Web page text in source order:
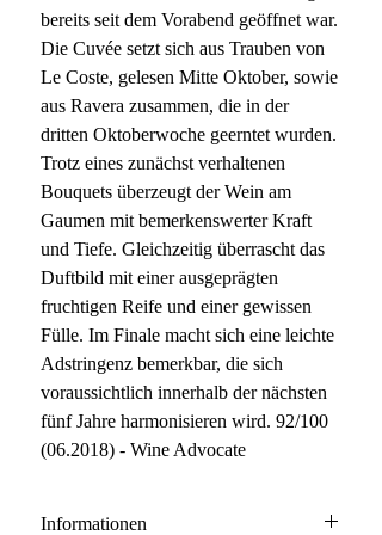
bereits seit dem Vorabend geöffnet war.
Die Cuvée setzt sich aus Trauben von
Le Coste, gelesen Mitte Oktober, sowie
aus Ravera zusammen, die in der
dritten Oktoberwoche geerntet wurden.
Trotz eines zunächst verhaltenen
Bouquets überzeugt der Wein am
Gaumen mit bemerkenswerter Kraft
und Tiefe. Gleichzeitig überrascht das
Duftbild mit einer ausgeprägten
fruchtigen Reife und einer gewissen
Fülle. Im Finale macht sich eine leichte
Adstringenz bemerkbar, die sich
voraussichtlich innerhalb der nächsten
fünf Jahre harmonisieren wird. 92/100
(06.2018) - Wine Advocate
Informationen